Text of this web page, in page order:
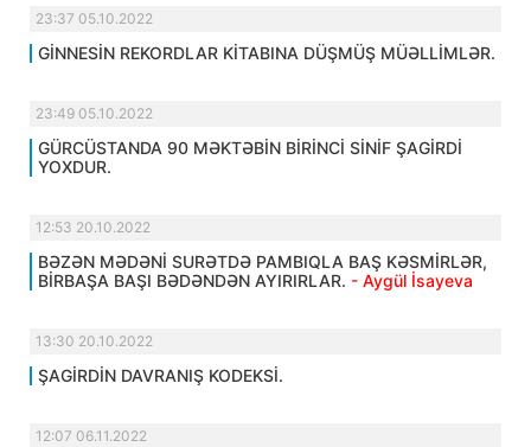
23:37 05.10.2022
GİNNESİN REKORDLAR KİTABINA DÜŞMÜŞ MÜƏLLİMLƏR.
23:49 05.10.2022
GÜRCÜSTANDA 90 MƏKTƏBİN BİRİNCİ SİNİF ŞAGİRDİ
YOXDUR.
12:53 20.10.2022
BƏZƏN MƏDƏNİ SURƏTDƏ PAMBIQLA BAŞ KƏSMİRLƏR,
BİRBAŞA BAŞI BƏDƏNDƏN AYIRIRLAR. - Aygül İsayeva
13:30 20.10.2022
ŞAGİRDİN DAVRANIŞ KODEKSİ.
12:07 06.11.2022